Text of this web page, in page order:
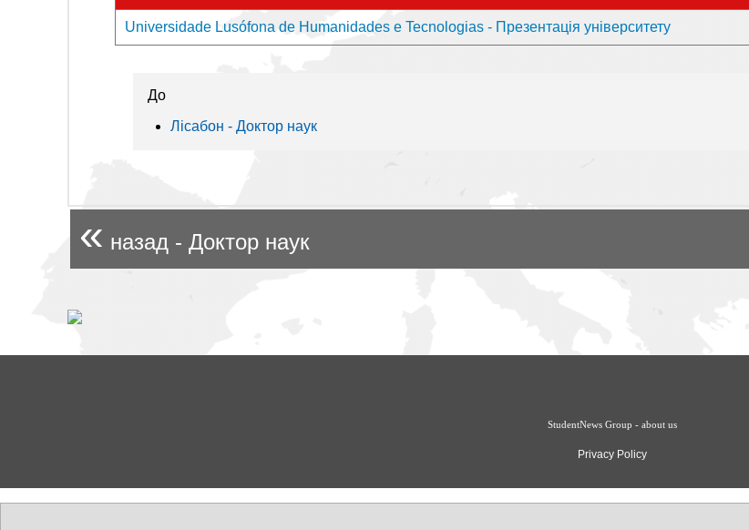
Universidade Lusófona de Humanidades e Tecnologias - Презентація університету
До
Лісабон - Доктор наук
« назад - Доктор наук
StudentNews Group - about us
Privacy Policy